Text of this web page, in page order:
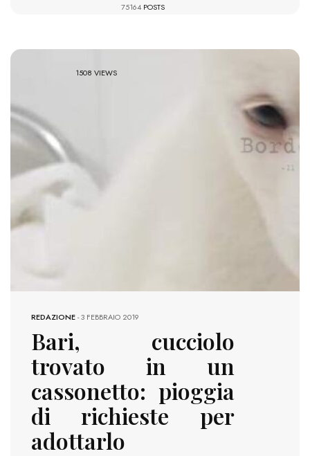
75164 POSTS
1508 VIEWS
REDAZIONE-3 FEBBRAIO 2019
Bari, cucciolo
trovato in un
cassonetto: pioggia
di richieste per
adottarlo